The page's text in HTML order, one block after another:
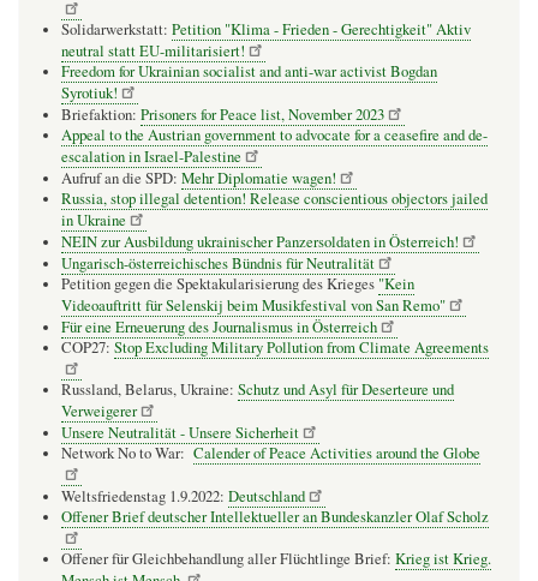
Solidarwerkstatt: Petition "Klima - Frieden - Gerechtigkeit" Aktiv
neutral statt EU-militarisiert!
Freedom for Ukrainian socialist and anti-war activist Bogdan
Syrotiuk!
Briefaktion: Prisoners for Peace list, November 2023
Appeal to the Austrian government to advocate for a ceasefire and de-
escalation in Israel-Palestine
Aufruf an die SPD: Mehr Diplomatie wagen!
Russia, stop illegal detention! Release conscientious objectors jailed
in Ukraine
NEIN zur Ausbildung ukrainischer Panzersoldaten in Österreich!
Ungarisch-österreichisches Bündnis für Neutralität
Petition gegen die Spektakularisierung des Krieges "Kein
Videoauftritt für Selenskij beim Musikfestival von San Remo"
Für eine Erneuerung des Journalismus in Österreich
COP27: Stop Excluding Military Pollution from Climate Agreements
Russland, Belarus, Ukraine: Schutz und Asyl für Deserteure und
Verweigerer
Unsere Neutralität - Unsere Sicherheit
Network No to War: Calender of Peace Activities around the Globe
Weltsfriedenstag 1.9.2022: Deutschland
Offener Brief deutscher Intellektueller an Bundeskanzler Olaf Scholz
Offener für Gleichbehandlung aller Flüchtlinge Brief: Krieg ist Krieg.